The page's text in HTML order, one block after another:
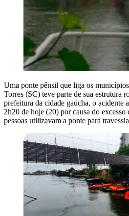
Uma ponte pênsil que liga os
Torres (SC) teve parte de sua estrutura
prefeitura da cidade gaúcha, o acidente
2h20 de hoje (20) por causa do excesso
pessoas utilizavam a ponte para